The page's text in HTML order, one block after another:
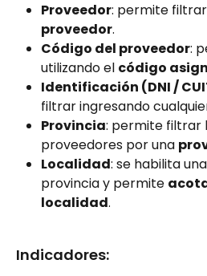
Proveedor: permite
proveedor.
Código del proveedor:
utilizando el código
Identificación (DNI /
filtrar ingresando
Provincia: permite filtrar
proveedores por una
Localidad: se habilita
provincia y permite
localidad.
Indicadores: